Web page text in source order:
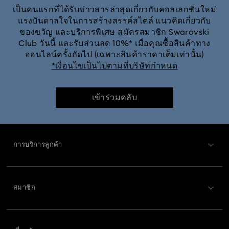
ชิ้นงานตั้งโชว์และของตกแต่ง Disney x Swarovski Winnie the Pooh
ชิ้นงานตั้งโชว์และของตกแต่ง MARVEL x Swarovski X-Men
ชิ้นงานตั้งโชว์และของตกแต่งรูป Lion King
อลิซในแดนมหัศจรรย์ ชิ้นงานประดับตกแต่งและชิ้นงานตั้งโชว์
เป็นคนแรกที่ได้รับข่าวสารล่าสุดเกี่ยวกับคอลเลกชันใหม่
แรงบันดาลใจในการสร้างสรรค์สไตล์ แนวคิดเกี่ยวกับ
ของขวัญ และบริการพิเศษ สมัครสมาชิก Swarovski
Club วันนี้ และรับส่วนลด 10%* เมื่อคุณซื้อสินค้าทาง
ออนไลน์ครั้งถัดไป (เฉพาะสินค้าราคาเต็มเท่านั้น)
*เงื่อนไขเป็นไปตามที่บริษัทกำหนด
เข้าร่วมคลับ
การบริการลูกค้า
สมาชิก